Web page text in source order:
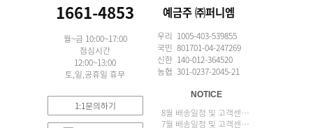
1661-4853
월~금 10:00~17:00
점심시간
12:00~13:00
토,일,공휴일 휴무
1:1문의하기
예금주 ㈜퍼니엠
우리 1005-403-539855
국민 801701-04-247269
신한 140-012-364520
농협 301-0237-2045-21
NOTICE
8월 배송일정 및 고객센터 업무 안내
7월 배송일정 및 고객센터 업무 안내